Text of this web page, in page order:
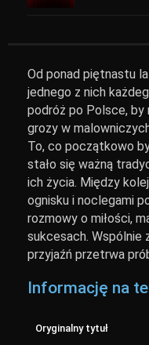
Od ponad piętnastu
jednego z nich
podróż po Polsce,
grozy w
To, co początkowo
stało się ważną
ich życia. Między
ognisku i noclegami
rozmowy o miłości,
sukcesach. Wspólnie
przyjaźń przetrwa
Informację na
Oryginalny tytuł